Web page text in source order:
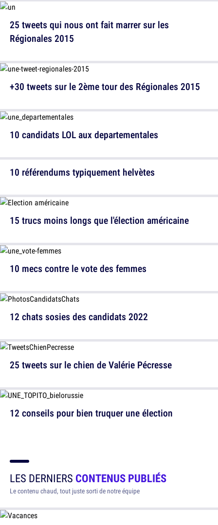
25 tweets qui nous ont fait marrer sur les
Régionales 2015
10 candidats LOL aux departementales
15 trucs moins longs que l'élection américaine
12 chats sosies des candidats 2022
12 conseils pour bien truquer une élection
+30 tweets sur le 2ème tour des Régionales 2015
10 référendums typiquement helvètes
10 mecs contre le vote des femmes
25 tweets sur le chien de Valérie Pécresse
LES DERNIERS CONTENUS PUBLIÉS
Le contenu chaud, tout juste sorti de notre équipe